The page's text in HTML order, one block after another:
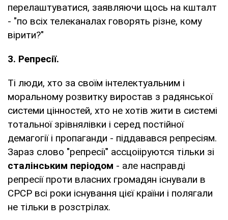
перелаштуватися, заявляючи щось на кшталт
- "по всіх телеканалах говорять різне, кому
вірити?"
3. Репресії.
Ті люди, хто за своїм інтелектуальним і
моральному розвитку виростав з радянської
системи цінностей, хто не хотів жити в системі
тотальної зрівнялівки і серед постійної
демагогії і пропаганди - піддавався репресіям.
Зараз слово "репресії" ассцоііруются тільки зі
сталінським періодом - але насправді
репресії проти власних громадян існували в
СРСР всі роки існування цієї країни і полягали
не тільки в розстрілах.